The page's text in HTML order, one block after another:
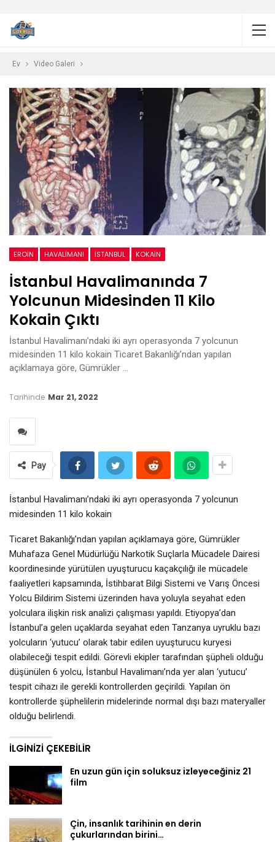
Ev Video Galeri
EROIN HAVALIMANI ISTANBUL KOKAIN
İstanbul Havalimanında 7
Yolcunun Midesinden 11 Kilo
Kokain Çıktı
İstanbul Havalimanı’ndaki iki ayrı operasyonda 7 yolcunun
midesinden 11 kilo kokain Ticaret Bakanlığı’ndan yapılan
açıklamaya göre, Gümrükler …
Tarihinde Mar 21, 2022
Pay
İstanbul Havalimanı’ndaki iki ayrı operasyonda 7 yolcunun
midesinden 11 kilo kokain
Ticaret Bakanlığı’ndan yapılan açıklamaya göre, Gümrükler
Muhafaza Genel Müdürlüğü Narkotik Suçlarla Mücadele Dairesi
koordinesinde yürütülen uyuşturucu kaçakçılığı ile mücadele
faaliyetleri kapsamında, İstihbarat Bilgi Sistemi ve Varış Öncesi
Yolcu Bildirim Sistemi üzerinden hava yoluyla seyahat eden
yolculara ilişkin risk analizi çalışması yapıldı. Etiyopya’dan
İstanbul’a gelen uçaklarda seyahat eden Tanzanya uyruklu bazı
yolcuların ‘yutucu’ olarak tabir edilen uyuşturucu kuryesi
olabileceği tespit edildi. Görevli ekipler tarafından şüpheli olduğu
düşünülen 6 yolcu, İstanbul Havalimanı’nda yer alan ‘yutucu’
tespit cihazı ile gerekli kontrollerden geçirildi. Yapılan ön
kontrollerde şüphelilerin midelerinde normal dışı bazı materyaller
olduğu belirlendi.
İLGINIZI ÇEKEBILIR
En uzun gün için soluksuz izleyeceğiniz 21
film
Çin, insanlık tarihinin en derin
çukurlarından birini…